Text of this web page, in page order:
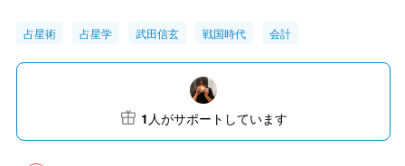
占星術 占星学 武田信玄 戦国時代 会計
1 人がサポートしています